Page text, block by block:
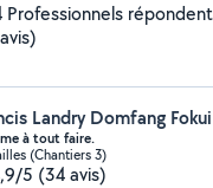
Professionnels répondent
Landry Domfang Fokui
à tout faire.
(Chantiers 3)
5 (34 avis)